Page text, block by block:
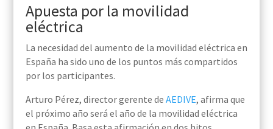
Apuesta por la movilidad
eléctrica
La necesidad del aumento de la movilidad eléctrica en
España ha sido uno de los puntos más compartidos
por los participantes.
Arturo Pérez, director gerente de AEDIVE, afirma que
el próximo año será el año de la movilidad eléctrica